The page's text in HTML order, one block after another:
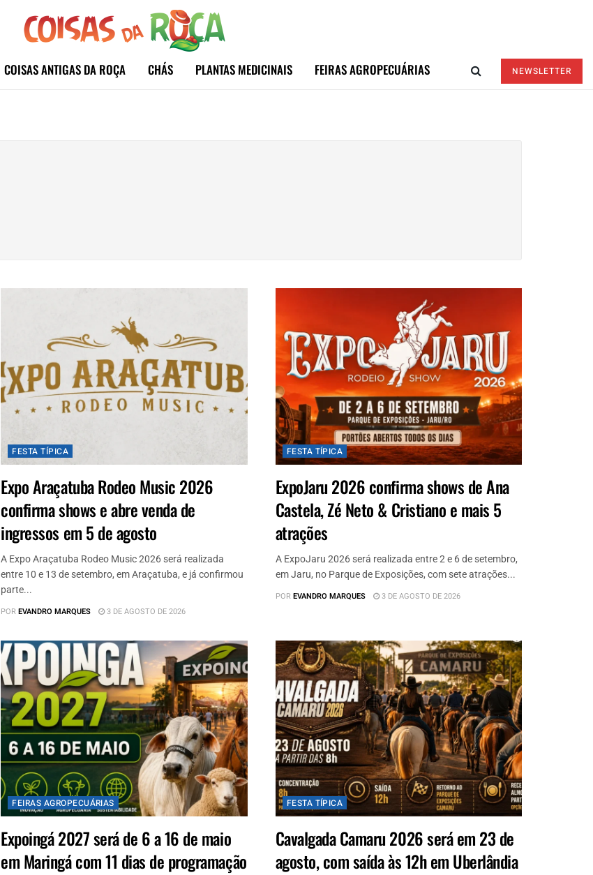
COISAS ANTIGAS DA ROÇA CHÁS PLANTAS MEDICINAIS FEIRAS AGROPECUÁRIAS NEWSLETTER
FESTA TÍPICA
Expo Araçatuba Rodeo Music 2026
confirma shows e abre venda de
ingressos em 5 de agosto
A Expo Araçatuba Rodeo Music 2026 será realizada
entre 10 e 13 de setembro, em Araçatuba, e já confirmou
parte...
POREVANDRO MARQUES 3 DE AGOSTO DE 2026
FESTA TÍPICA
ExpoJaru 2026 confirma shows de Ana
Castela, Zé Neto & Cristiano e mais 5
atrações
A ExpoJaru 2026 será realizada entre 2 e 6 de setembro,
em Jaru, no Parque de Exposições, com sete atrações...
POREVANDRO MARQUES 3 DE AGOSTO DE 2026
FEIRAS AGROPECUÁRIAS
Expoingá 2027 será de 6 a 16 de maio
em Maringá com 11 dias de programação
FESTA TÍPICA
Cavalgada Camaru 2026 será em 23 de
agosto, com saída às 12h em Uberlândia